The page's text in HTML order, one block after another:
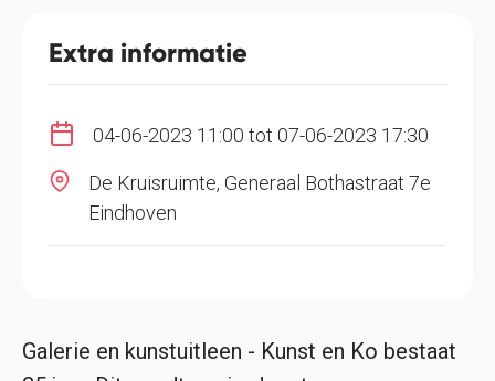
Galerie en kunstuitleen - Kunst en Ko bestaat
Extra informatie
04-06-2023 11:00 tot 07-06-2023 17:30
De Kruisruimte, Generaal Bothastraat 7e
Eindhoven